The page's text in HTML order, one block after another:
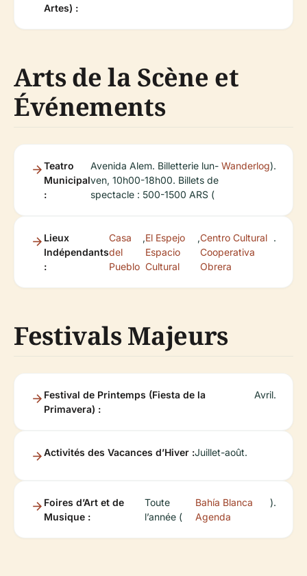
Artes) :
Arts de la Scène et
Événements
Teatro
Municipal
:
Avenida Alem. Billetterie lun-
ven, 10h00-18h00. Billets de
spectacle : 500-1500 ARS (
Wanderlog).
Lieux
Indépendants
:
Casa
del
Pueblo
,El Espejo
Espacio
Cultural
,Centro Cultural
Cooperativa
Obrera
.
Festivals Majeurs
Festival de Printemps (Fiesta de la
Primavera) :
Avril.
Activités des Vacances d’Hiver :Juillet-août.
Foires d’Art et de
Musique :
Toute
l’année (
Bahía Blanca
Agenda
).